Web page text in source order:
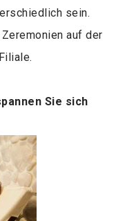
sein.
auf der
Sie sich